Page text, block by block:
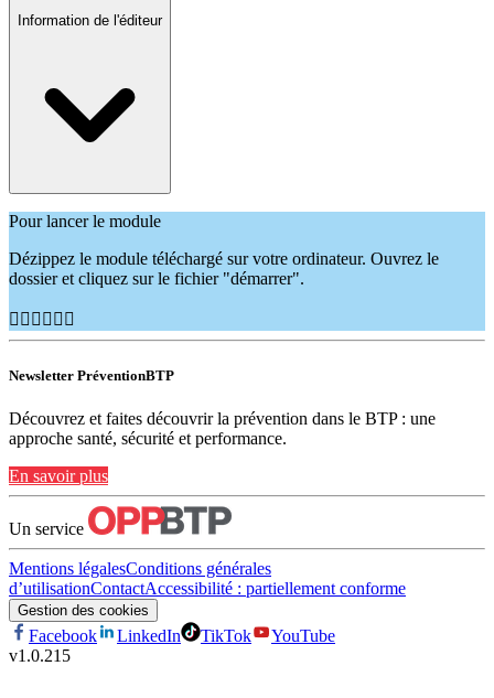
Information de l'éditeur
Pour lancer le module
Dézippez le module téléchargé sur votre ordinateur. Ouvrez le
dossier et cliquez sur le fichier "démarrer".
👷🏽‍♂️👷🏿‍♀️
Newsletter PréventionBTP
Découvrez et faites découvrir la prévention dans le BTP : une
approche santé, sécurité et performance.
En savoir plus
Un service
Mentions légalesConditions générales
d’utilisationContactAccessibilité : partiellement conforme
Gestion des cookies
Facebook LinkedIn TikTok
YouTube
v1.0.215